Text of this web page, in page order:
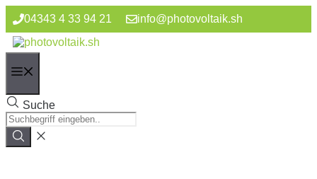
Zum
Inhalt
springen
04343 4 33 94 21 info@photovoltaik.sh
Suche